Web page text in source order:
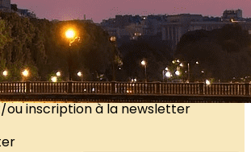
d'accueil
ou inscription à la newsletter